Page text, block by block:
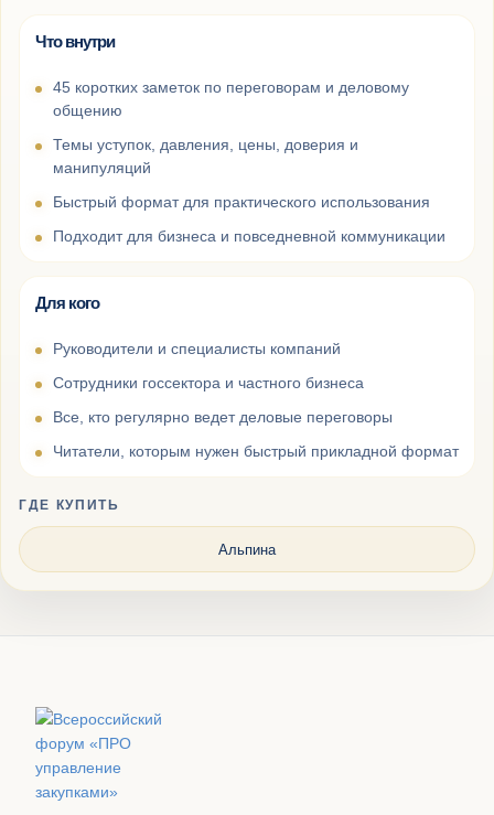
Что внутри
45 коротких заметок по переговорам и деловому
общению
Темы уступок, давления, цены, доверия и
манипуляций
Быстрый формат для практического использования
Подходит для бизнеса и повседневной коммуникации
Для кого
Руководители и специалисты компаний
Сотрудники госсектора и частного бизнеса
Все, кто регулярно ведет деловые переговоры
Читатели, которым нужен быстрый прикладной формат
ГДЕ КУПИТЬ
Альпина